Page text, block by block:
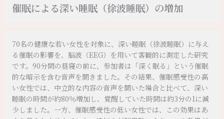
催眠による深い睡眠（徐波睡眠）の増加
70名の健康な若い女性を対象に、深い睡眠（徐波睡眠）に与え
る催眠の影響を、脳波（EEG）を用いて客観的に測定した研究
です。90分間の昼寝の前に、参加者は「深く眠る」という催眠
的な暗示を含む音声を聞きました。その結果、催眠感受性の高
い女性では、中立的な内容の音声を聞いた場合と比べて、深い
睡眠の時間が約80％増加し、覚醒していた時間は約3分の1に減
少しました。一方、催眠感受性の低い女性では、この効果はあ